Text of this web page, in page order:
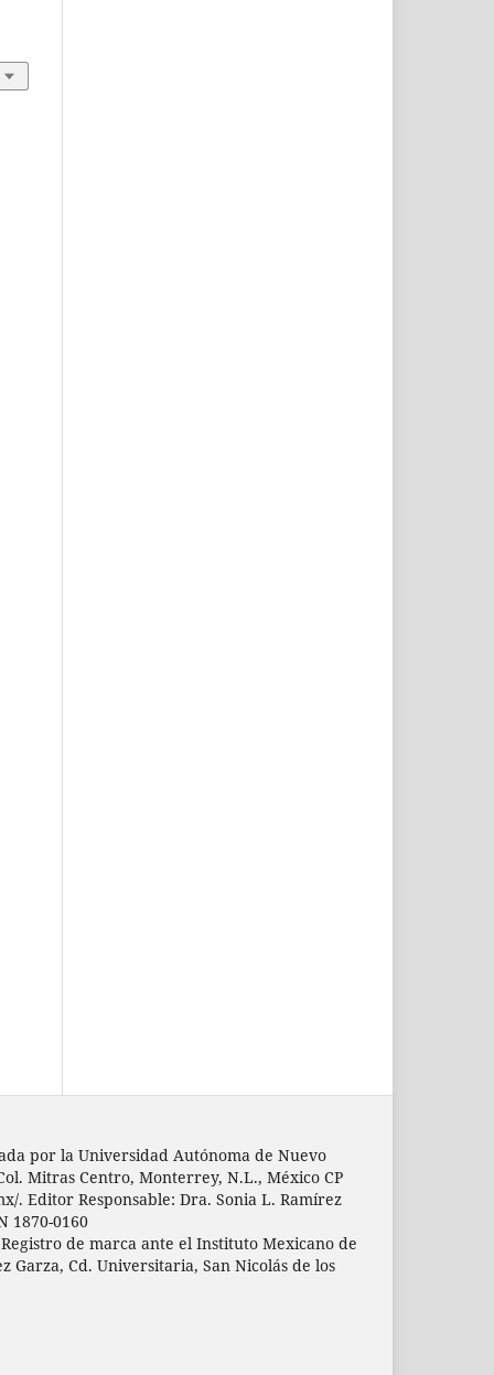
por la Universidad Autónoma de Nuevo
Mitras Centro, Monterrey, N.L., México CP
. Editor Responsable: Dra. Sonia L. Ramírez
1870-0160
de marca ante el Instituto Mexicano de
Garza, Cd. Universitaria, San Nicolás de los